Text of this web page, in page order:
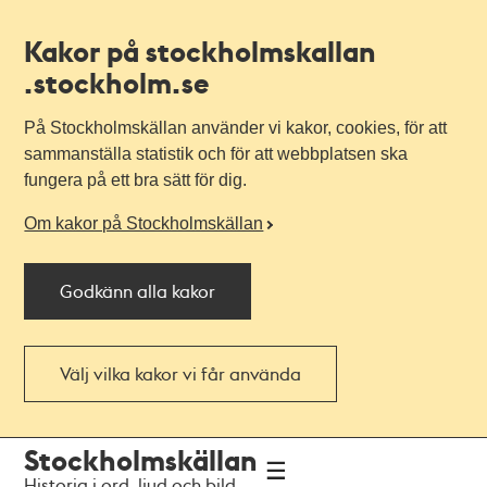
Kakor på stockholmskallan
.stockholm.se
På Stockholmskällan använder vi kakor, cookies, för att
sammanställa statistik och för att webbplatsen ska
fungera på ett bra sätt för dig.
Om kakor på Stockholmskällan
Godkänn alla kakor
Välj vilka kakor vi får använda
navigationen
huvudinnehållet
Stockholmskällan